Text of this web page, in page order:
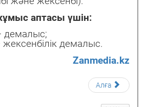
аптасы үшін:
демалыс;
демалыс.
Zanmedia.kz
Алға